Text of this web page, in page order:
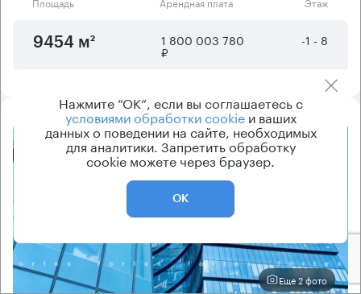
9454 м² 1 800 003 780
₽
-1 - 8
8.2
Еще 2 фото
Нажмите “ОК”, если вы соглашаетесь с
условиями обработки cookieи ваших
данных о поведении на сайте, необходимых
для аналитики. Запретить обработку
cookie можете через браузер.
ОК